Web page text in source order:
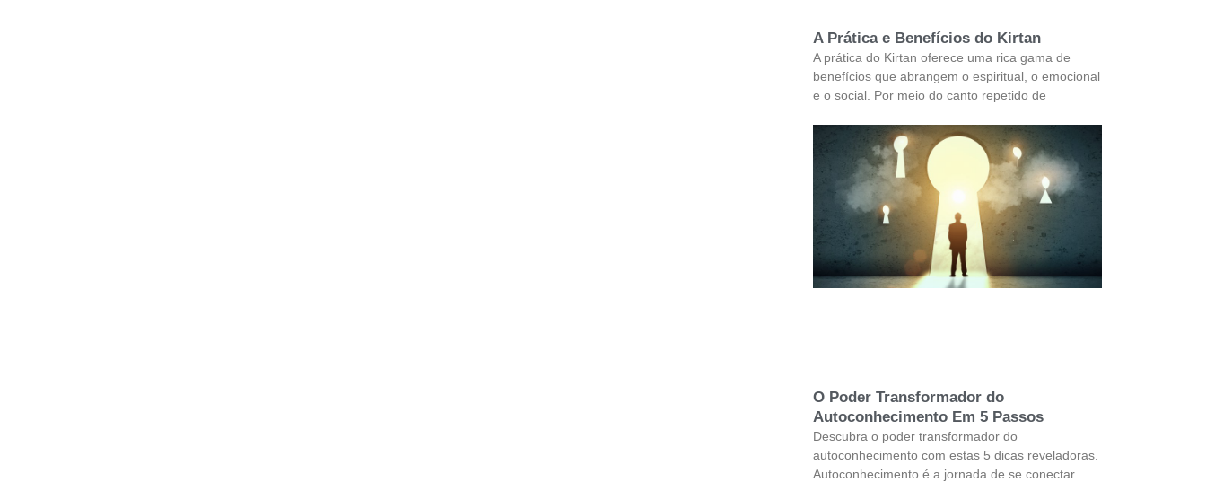
A Prática e Benefícios do Kirtan
A prática do Kirtan oferece uma rica gama de
benefícios que abrangem o espiritual, o emocional
e o social. Por meio do canto repetido de
O Poder Transformador do
Autoconhecimento Em 5 Passos
Descubra o poder transformador do
autoconhecimento com estas 5 dicas reveladoras.
Autoconhecimento é a jornada de se conectar